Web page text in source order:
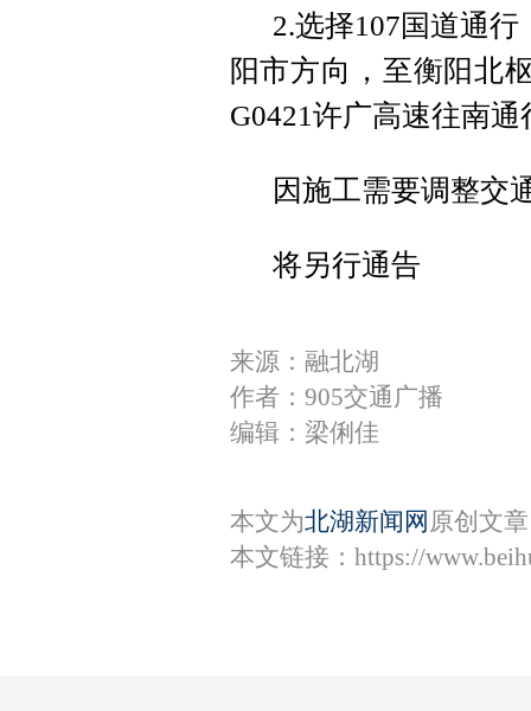
2.选择107国道通
阳市方向，至衡阳北
G0421许广高速往南
因施工需要调整交
将另行通告
来源：融北湖
作者：905交通广播
编辑：梁俐佳
本文为北湖新闻网 原创文
本文链接： https://